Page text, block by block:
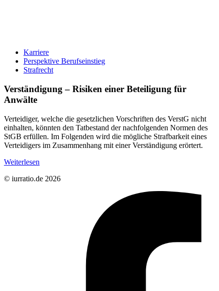
Karriere
Perspektive Berufseinstieg
Strafrecht
Verständigung – Risiken einer Beteiligung für
Anwälte
Verteidiger, welche die gesetzlichen Vorschriften des VerstG nicht
einhalten, könnten den Tatbestand der nachfolgenden Normen des
StGB erfüllen. Im Folgenden wird die mögliche Strafbarkeit eines
Verteidigers im Zusammenhang mit einer Verständigung erörtert.
Weiterlesen
© iurratio.de 2026